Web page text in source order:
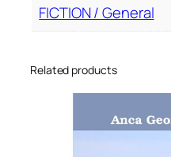
FICTION / General
Related products